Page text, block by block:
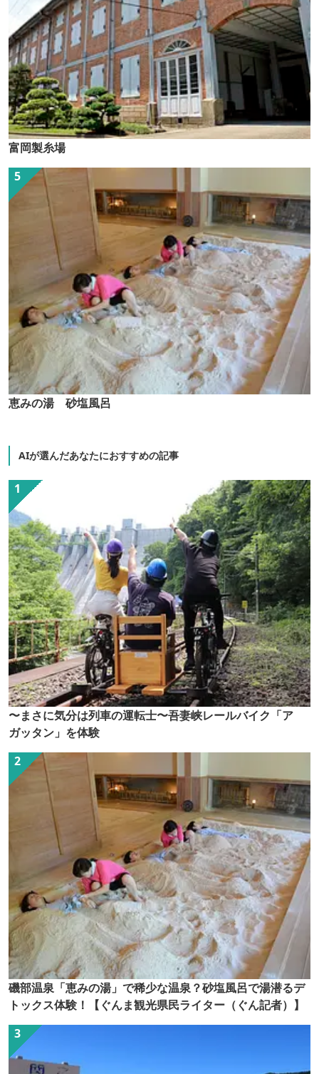
富岡製糸場
恵みの湯 砂塩風呂
AIが選んだあなたにおすすめの記事
〜まさに気分は列車の運転士〜吾妻峡レールバイク「ア
ガッタン」を体験
磯部温泉「恵みの湯」で稀少な温泉？砂塩風呂で湯潜るデ
トックス体験！【ぐんま観光県民ライター（ぐん記者）】